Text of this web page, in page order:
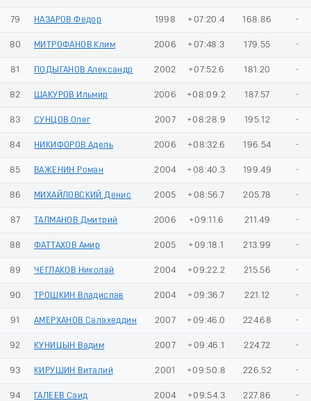
79 НАЗАРОВ Федор 1998 +07:20.4 168.86 -
80 МИТРОФАНОВ Клим 2006 +07:48.3 179.55 -
81 ПОДЫГАНОВ Александр 2002 +07:52.6 181.20 -
82 ШАКУРОВ Ильмир 2006 +08:09.2 187.57 -
83 СУНЦОВ Олег 2007 +08:28.9 195.12 -
84 НИКИФОРОВ Адель 2006 +08:32.6 196.54 -
85 ВАЖЕНИН Роман 2004 +08:40.3 199.49 -
86 МИХАЙЛОВСКИЙ Денис 2005 +08:56.7 205.78 -
87 ТАЛМАНОВ Дмитрий 2006 +09:11.6 211.49 -
88 ФАТТАХОВ Амир 2005 +09:18.1 213.99 -
89 ЧЕГЛАКОВ Николай 2004 +09:22.2 215.56 -
90 ТРОШКИН Владислав 2004 +09:36.7 221.12 -
91 АМЕРХАНОВ Салахеддин 2007 +09:46.0 224.68 -
92 КУНИЦЫН Вадим 2007 +09:46.1 224.72 -
93 КИРУШИН Виталий 2001 +09:50.8 226.52 -
94 ГАЛЕЕВ Саид 2004 +09:54.3 227.86 -